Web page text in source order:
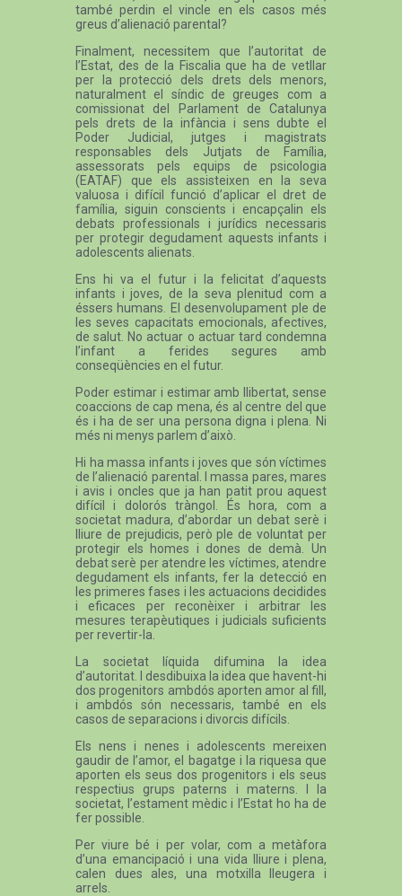
també perdin el vincle en els casos més
greus d’alienació parental?
Finalment, necessitem que l’autoritat de
l’Estat, des de la Fiscalia que ha de vetllar
per la protecció dels drets dels menors,
naturalment el síndic de greuges com a
comissionat del Parlament de Catalunya
pels drets de la infància i sens dubte el
Poder Judicial, jutges i magistrats
responsables dels Jutjats de Família,
assessorats pels equips de psicologia
(EATAF) que els assisteixen en la seva
valuosa i difícil funció d’aplicar el dret de
família, siguin conscients i encapçalin els
debats professionals i jurídics necessaris
per protegir degudament aquests infants i
adolescents alienats.
Ens hi va el futur i la felicitat d’aquests
infants i joves, de la seva plenitud com a
éssers humans. El desenvolupament ple de
les seves capacitats emocionals, afectives,
de salut. No actuar o actuar tard condemna
l’infant a ferides segures amb
conseqüències en el futur.
Poder estimar i estimar amb llibertat, sense
coaccions de cap mena, és al centre del que
és i ha de ser una persona digna i plena. Ni
més ni menys parlem d’això.
Hi ha massa infants i joves que són víctimes
de l’alienació parental. I massa pares, mares
i avis i oncles que ja han patit prou aquest
difícil i dolorós tràngol. És hora, com a
societat madura, d’abordar un debat serè i
lliure de prejudicis, però ple de voluntat per
protegir els homes i dones de demà. Un
debat serè per atendre les víctimes, atendre
degudament els infants, fer la detecció en
les primeres fases i les actuacions decidides
i eficaces per reconèixer i arbitrar les
mesures terapèutiques i judicials suficients
per revertir-la.
La societat líquida difumina la idea
d’autoritat. I desdibuixa la idea que havent-hi
dos progenitors ambdós aporten amor al fill,
i ambdós són necessaris, també en els
casos de separacions i divorcis difícils.
Els nens i nenes i adolescents mereixen
gaudir de l’amor, el bagatge i la riquesa que
aporten els seus dos progenitors i els seus
respectius grups paterns i materns. I la
societat, l’estament mèdic i l’Estat ho ha de
fer possible.
Per viure bé i per volar, com a metàfora
d’una emancipació i una vida lliure i plena,
calen dues ales, una motxilla lleugera i
arrels.